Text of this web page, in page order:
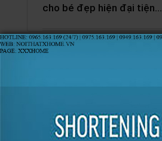
cho bé đẹp hiện đại tiện…